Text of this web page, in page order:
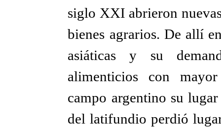
siglo XXI abrieron
bienes agrarios. De allí
asiáticas y su
alimenticios con
campo argentino su
del latifundio perdió